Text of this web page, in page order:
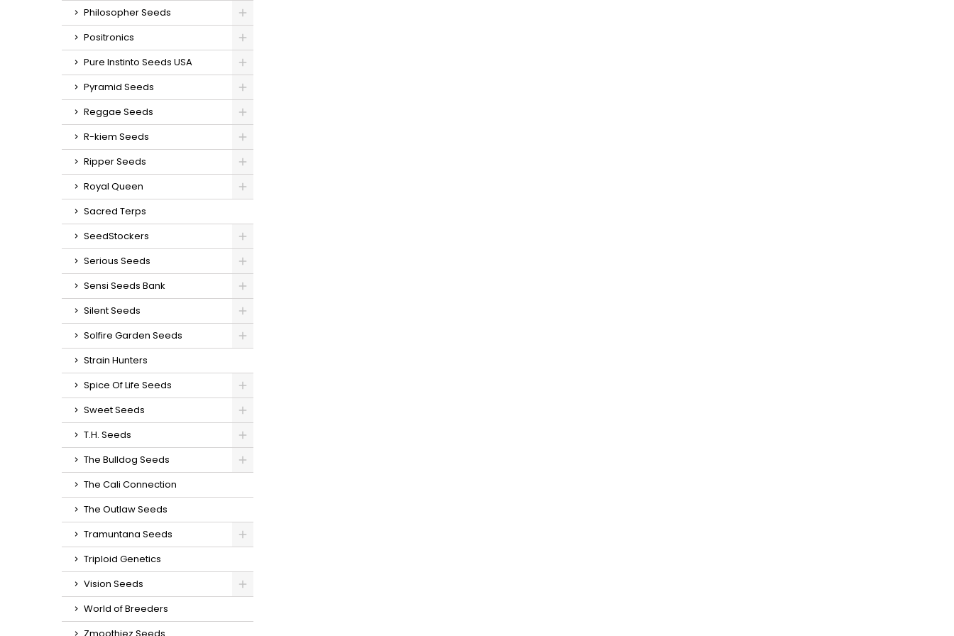
Philosopher Seeds
Positronics
Pure Instinto Seeds USA
Pyramid Seeds
Reggae Seeds
R-kiem Seeds
Ripper Seeds
Royal Queen
Sacred Terps
SeedStockers
Serious Seeds
Sensi Seeds Bank
Silent Seeds
Solfire Garden Seeds
Strain Hunters
Spice Of Life Seeds
Sweet Seeds
T.H. Seeds
The Bulldog Seeds
The Cali Connection
The Outlaw Seeds
Tramuntana Seeds
Triploid Genetics
Vision Seeds
World of Breeders